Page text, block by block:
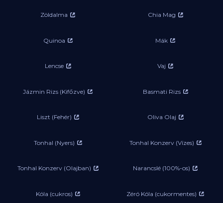
Zöldalma Chia Mag
Quinoa Mák
Lencse Vaj
Jázmin Rizs (Kifőzve) Basmati Rizs
Liszt (Fehér) Oliva Olaj
Tonhal (Nyers) Tonhal Konzerv (Vízes)
Tonhal Konzerv (Olajban) Narancslé (100%-os)
Kóla (cukros) Zéró Kóla (cukormentes)